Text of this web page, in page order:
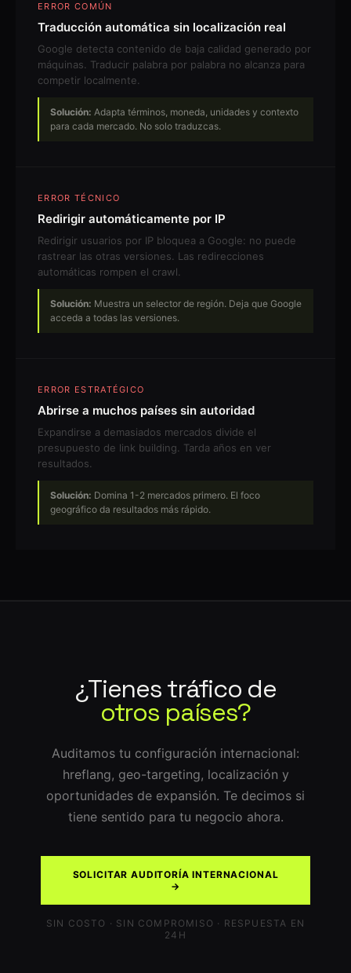
ERROR COMÚN
Traducción automática sin localización real
Google detecta contenido de baja calidad generado por
máquinas. Traducir palabra por palabra no alcanza para
competir localmente.
Solución: Adapta términos, moneda, unidades y contexto
para cada mercado. No solo traduzcas.
ERROR TÉCNICO
Redirigir automáticamente por IP
Redirigir usuarios por IP bloquea a Google: no puede
rastrear las otras versiones. Las redirecciones
automáticas rompen el crawl.
Solución: Muestra un selector de región. Deja que Google
acceda a todas las versiones.
ERROR ESTRATÉGICO
Abrirse a muchos países sin autoridad
Expandirse a demasiados mercados divide el
presupuesto de link building. Tarda años en ver
resultados.
Solución: Domina 1-2 mercados primero. El foco
geográfico da resultados más rápido.
¿Tienes tráfico de
otros países?
Auditamos tu configuración internacional:
hreflang, geo-targeting, localización y
oportunidades de expansión. Te decimos si
tiene sentido para tu negocio ahora.
SOLICITAR AUDITORÍA INTERNACIONAL
→
SIN COSTO · SIN COMPROMISO · RESPUESTA EN
24H